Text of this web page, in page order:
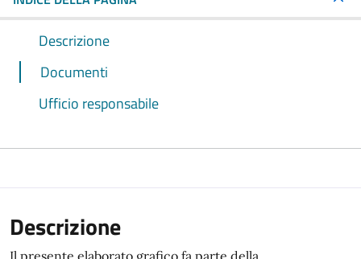
Descrizione
Documenti
Ufficio responsabile
Descrizione
Il presente elaborato grafico fa parte della